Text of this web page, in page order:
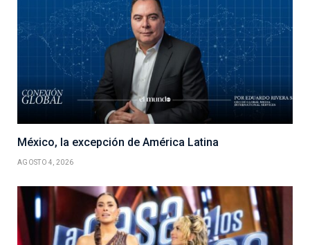
México, la excepción de América Latina
AGOSTO 4, 2026